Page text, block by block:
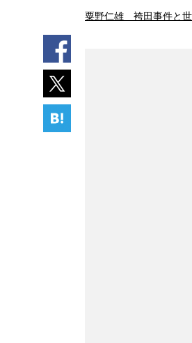
粟野仁雄 袴田事件と